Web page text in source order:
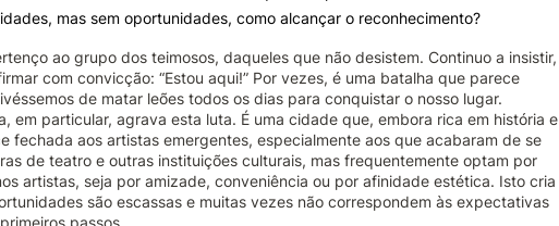
mas sem oportunidades, como alcançar o reconhecimento?
ao grupo dos teimosos, daqueles que não desistem. Continuo a insistir,
com convicção: “Estou aqui!” Por vezes, é uma batalha que parece
de matar leões todos os dias para conquistar o nosso lugar.
em particular, agrava esta luta. É uma cidade que, embora rica em história e
fechada aos artistas emergentes, especialmente aos que acabaram de se
de teatro e outras instituições culturais, mas frequentemente optam por
artistas, seja por amizade, conveniência ou por afinidade estética. Isto cria
são escassas e muitas vezes não correspondem às expectativas
passos.